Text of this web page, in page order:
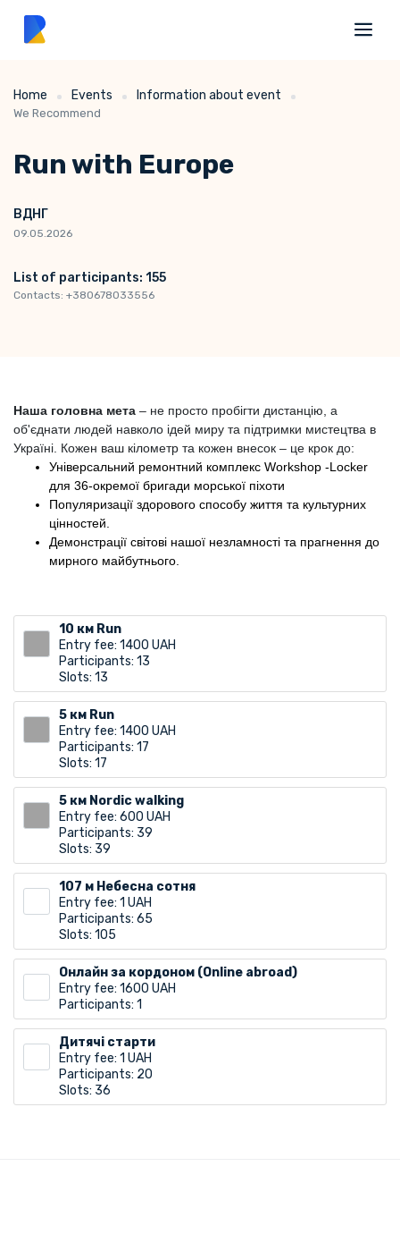
Home Events Information about event
We Recommend
Run with Europe
ВДНГ
09.05.2026
List of participants: 155
Contacts: +380678033556
Наша головна мета – не просто пробігти дистанцію, а
об'єднати людей навколо ідей миру та підтримки мистецтва в
Україні. Кожен ваш кілометр та кожен внесок – це крок до:
Універсальний ремонтний комплекс Workshop -Locker
для 36-окремої бригади морської піхоти
Популяризації здорового способу життя та культурних
цінностей.
Демонстрації світові нашої незламності та прагнення до
мирного майбутнього.
10 км Run
Entry fee: 1400 UAH
Participants: 13
Slots: 13
5 км Run
Entry fee: 1400 UAH
Participants: 17
Slots: 17
5 км Nordic walking
Entry fee: 600 UAH
Participants: 39
Slots: 39
107 м Небесна сотня
Entry fee: 1 UAH
Participants: 65
Slots: 105
Онлайн за кордоном (Online abroad)
Entry fee: 1600 UAH
Participants: 1
Дитячі старти
Entry fee: 1 UAH
Participants: 20
Slots: 36